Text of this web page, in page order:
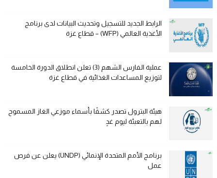
الرابط الجديد للتسجيل وتحديث البيانات لدى برنامج
الأغذية العالمي (WFP) – قطاع غزة
عملية الفارس الشهم (3) تعلن انطلاق الدورة الخامسة
لتوزيع المساعدات الغذائية في قطاع غزة
هيئة البترول تصدر كشفًا بأسماء موزعي الغاز المسموح
لهم بالتعبئة ليوم غدٍ
برنامج الأمم المتحدة الإنمائي (UNDP) يعلن عن فرص
عمل